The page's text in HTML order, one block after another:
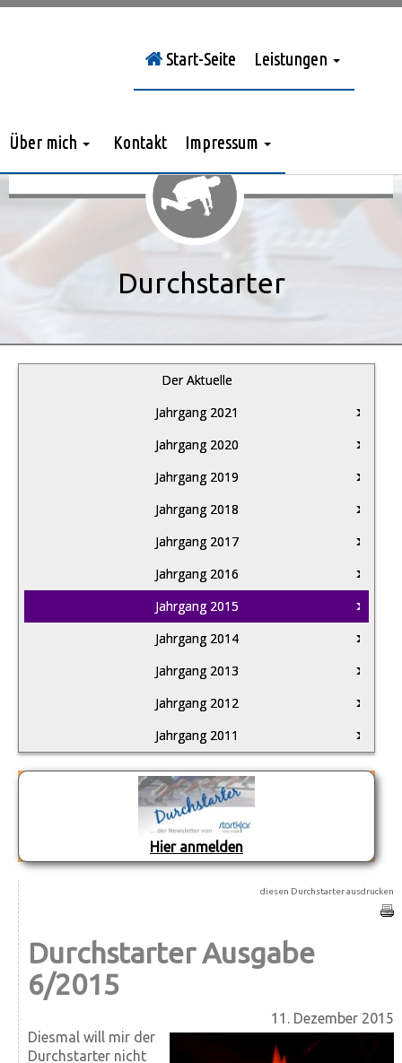
Start-Seite Leistungen
Über mich Kontakt Impressum
Durchstarter
Der Aktuelle
Jahrgang 2021
Jahrgang 2020
Jahrgang 2019
Jahrgang 2018
Jahrgang 2017
Jahrgang 2016
Jahrgang 2015
Jahrgang 2014
Jahrgang 2013
Jahrgang 2012
Jahrgang 2011
Hier anmelden
diesen Durchstarter ausdrucken
Durchstarter Ausgabe
6/2015
11. Dezember 2015
Diesmal will mir der
Durchstarter nicht